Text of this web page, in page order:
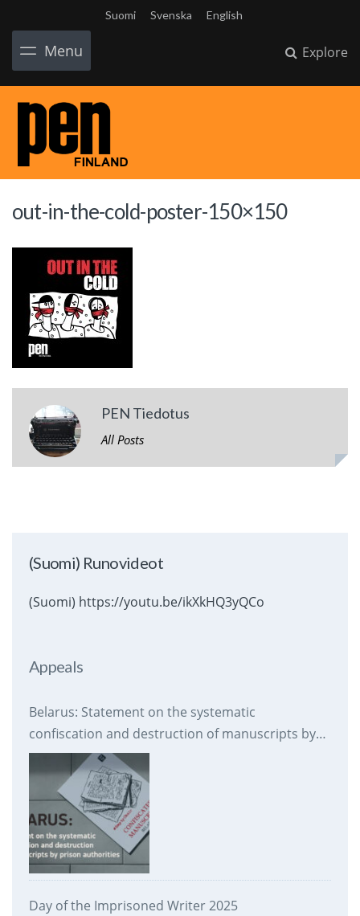
Suomi Svenska English
Menu Explore
out-in-the-cold-poster-150×150
PEN Tiedotus
All Posts
(Suomi) Runovideot
(Suomi) https://youtu.be/ikXkHQ3yQCo
Appeals
Belarus: Statement on the systematic
confiscation and destruction of manuscripts by
prison authorities
Day of the Imprisoned Writer 2025